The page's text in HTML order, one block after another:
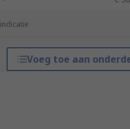
Voeg toe aan